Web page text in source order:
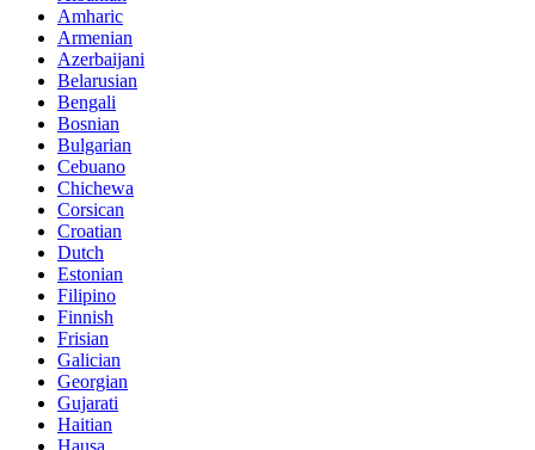
Amharic
Armenian
Azerbaijani
Belarusian
Bengali
Bosnian
Bulgarian
Cebuano
Chichewa
Corsican
Croatian
Dutch
Estonian
Filipino
Finnish
Frisian
Galician
Georgian
Gujarati
Haitian
Hausa